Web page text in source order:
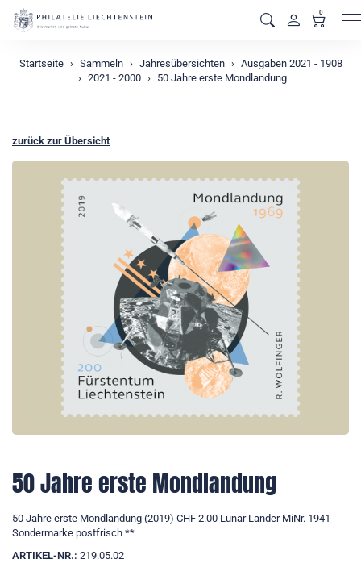
0
Startseite Sammeln Jahresübersichten
Ausgaben 2021 - 1908
2021 - 2000
50 Jahre erste Mondlandung
zurück zur Übersicht
50 Jahre erste Mondlandung
50 Jahre erste Mondlandung (2019) CHF 2.00 Lunar Lander MiNr. 1941 -
Sondermarke postfrisch **
ARTIKEL-NR.: 219.05.02